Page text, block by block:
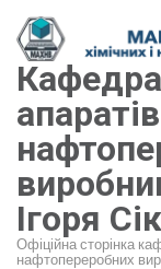
Перейти
до
вмісту
(натисніть
Enter)
Ігоря
Офіційна сторінка
нафтопереробних